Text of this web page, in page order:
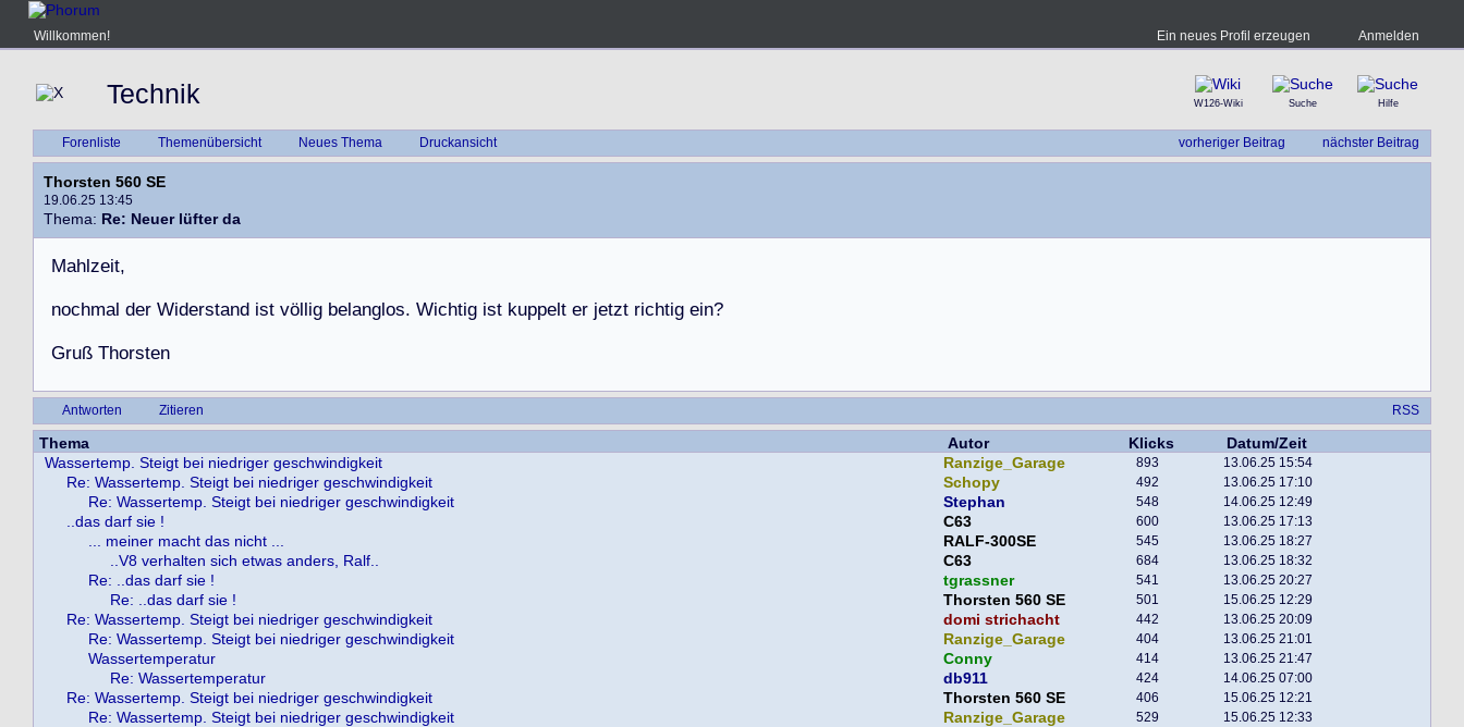
Willkommen! Ein neues Profil erzeugen Anmelden
Technik W126-Wiki Suche Hilfe
vorheriger Beitrag nächster Beitrag
Forenliste Themenübersicht Neues Thema Druckansicht
Thorsten 560 SE
19.06.25 13:45
Thema: Re: Neuer lüfter da
Mahlzeit,
nochmal der Widerstand ist völlig belanglos. Wichtig ist kuppelt er jetzt richtig ein?
Gruß Thorsten
Antworten Zitieren RSS
Thema Autor Klicks
Datum/Zeit
Wassertemp. Steigt bei niedriger geschwindigkeit
Ranzige_Garage 893 13.06.25 15:54
Re: Wassertemp. Steigt bei niedriger geschwindigkeit Schopy 492 13.06.25 17:10
Re: Wassertemp. Steigt bei niedriger geschwindigkeit Stephan 548 14.06.25 12:49
..das darf sie ! C63 600 13.06.25 17:13
... meiner macht das nicht ... RALF-300SE 545 13.06.25 18:27
..V8 verhalten sich etwas anders, Ralf.. C63 684 13.06.25 18:32
Re: ..das darf sie ! tgrassner 541 13.06.25 20:27
Re: ..das darf sie ! Thorsten 560 SE 501 15.06.25 12:29
Re: Wassertemp. Steigt bei niedriger geschwindigkeit domi strichacht 442 13.06.25 20:09
Re: Wassertemp. Steigt bei niedriger geschwindigkeit Ranzige_Garage 404 13.06.25 21:01
Wassertemperatur Conny 414 13.06.25 21:47
Re: Wassertemperatur db911 424 14.06.25 07:00
Re: Wassertemp. Steigt bei niedriger geschwindigkeit Thorsten 560 SE 406 15.06.25 12:21
Re: Wassertemp. Steigt bei niedriger geschwindigkeit Ranzige_Garage 529 15.06.25 12:33